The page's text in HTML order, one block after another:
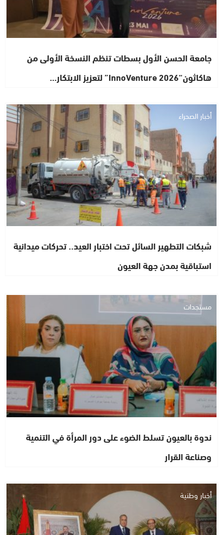
جامعة الحسن الأول بسطات تنظم النسخة الأولى من
هاكاثون“InnoVenture 2026” لتعزيز الابتكار…
أخبار الصحراء
شبكات التطهير السائل تحت اختبار العيد.. تحركات ميدانية
استباقية بمدن جهة العيون
مستجدات
ندوة بالعيون تسلط الضوء على دور المرأة في التنمية
وصناعة القرار
أخبار وطنية